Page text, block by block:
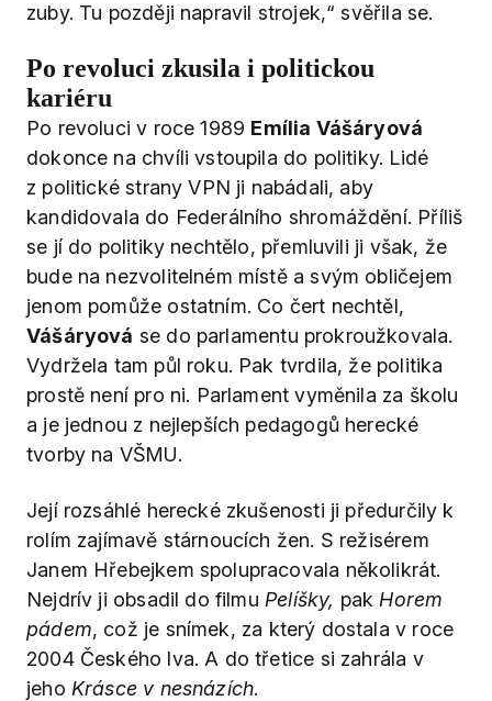
zuby. Tu později napravil strojek,“ svěřila se.
Po revoluci zkusila i politickou
kariéru
Po revoluci v roce 1989 Emília Vášáryová
dokonce na chvíli vstoupila do politiky. Lidé
z politické strany VPN ji nabádali, aby
kandidovala do Federálního shromáždění. Příliš
se jí do politiky nechtělo, přemluvili ji však, že
bude na nezvolitelném místě a svým obličejem
jenom pomůže ostatním. Co čert nechtěl,
Vášáryová se do parlamentu prokroužkovala.
Vydržela tam půl roku. Pak tvrdila, že politika
prostě není pro ni. Parlament vyměnila za školu
a je jednou z nejlepších pedagogů herecké
tvorby na VŠMU.
Její rozsáhlé herecké zkušenosti ji předurčily k
rolím zajímavě stárnoucích žen. S režisérem
Janem Hřebejkem spolupracovala několikrát.
Nejdrív ji obsadil do filmu Pelíšky, pak Horem
pádem, což je snímek, za který dostala v roce
2004 Českého lva. A do třetice si zahrála v
jeho Krásce v nesnázích.